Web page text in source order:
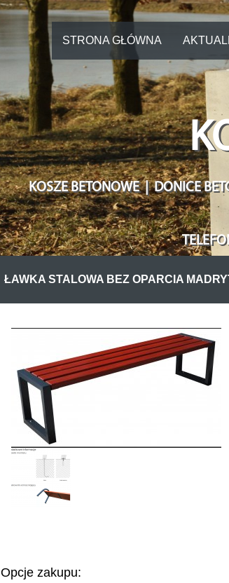
STRONA GŁÓWNA
KOSZE BETONOWE | DONICE
ŁAWKA STALOWA BEZ OPARCIA
Opcje zakupu: